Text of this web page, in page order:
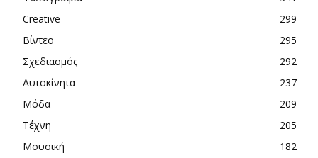
Creative
299
Βίντεο
295
Σχεδιασμός
292
Αυτοκίνητα
237
Μόδα
209
Τέχνη
205
Μουσική
182